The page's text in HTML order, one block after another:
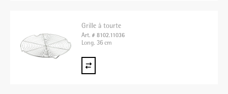
Grille à tourte
Art. # 8102.11036
Long. 36 cm